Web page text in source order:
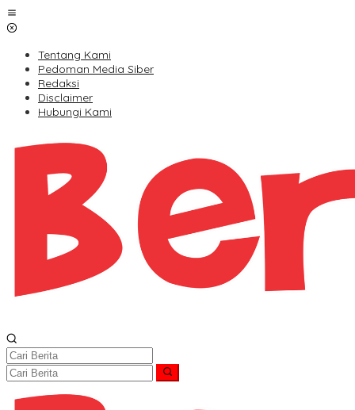
Lewati
ke
Tentang Kami
Pedoman Media Siber
Redaksi
Disclaimer
Hubungi Kami